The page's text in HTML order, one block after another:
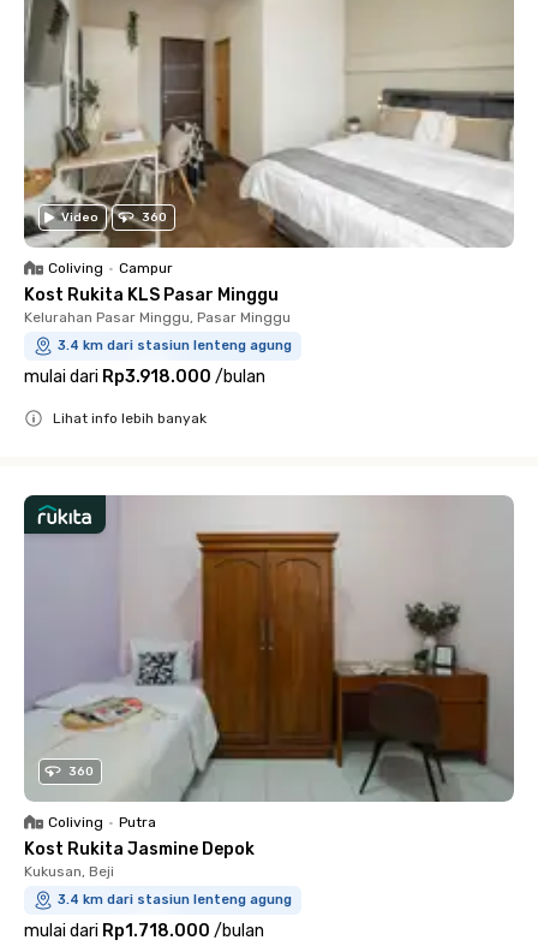
Video 360
Coliving • Campur
Kost Rukita KLS Pasar Minggu
Kelurahan Pasar Minggu, Pasar Minggu
3.4 km dari stasiun lenteng agung
mulai dari Rp3.918.000 /bulan
Lihat info lebih banyak
360
Coliving • Putra
Kost Rukita Jasmine Depok
Kukusan, Beji
3.4 km dari stasiun lenteng agung
mulai dari Rp1.718.000 /bulan